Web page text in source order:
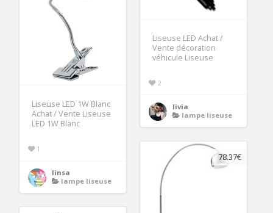
Liseuse LED Achat /
Vente décoration
véhicule Liseuse
2
livia
lampe liseuse
Liseuse LED 1W Blanc
Achat / Vente Liseuse
LED 1W Blanc
1
linsa
lampe liseuse
78.37€